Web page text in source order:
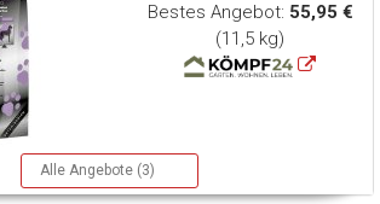
Bestes Angebot: 55,95 €
(11,5 kg)
Alle Angebote (3)